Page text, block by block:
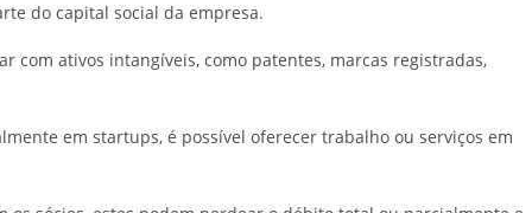
do capital social da empresa.
com ativos intangíveis, como patentes, marcas registradas,
em startups, é possível oferecer trabalho ou serviços em